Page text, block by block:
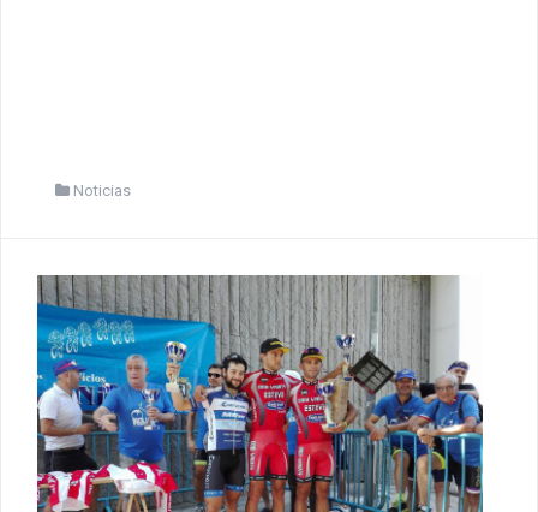
Noticias